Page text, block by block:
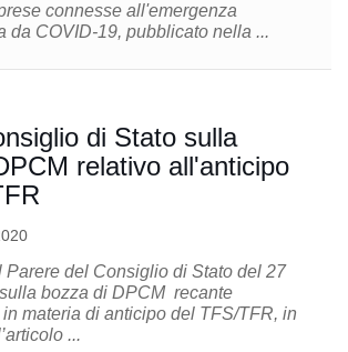
connesse all'emergenza
da COVID-19, pubblicato nella ...
di Stato sulla
relativo all'anticipo
del Consiglio di Stato del 27
bozza di DPCM recante
materia di anticipo del TFS/TFR, in
...